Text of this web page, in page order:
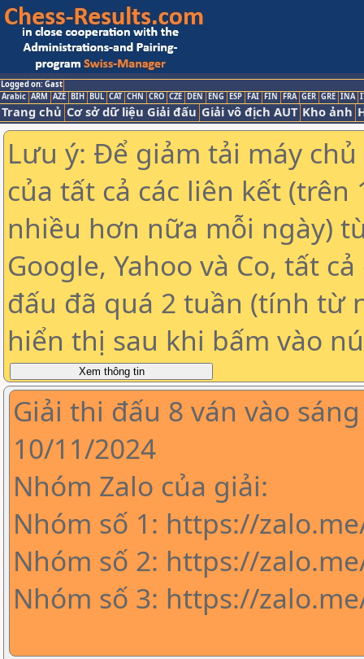
Logged on: Gast
Arabic ARM AZE BIH BUL CAT CHN CRO CZE DEN ENG ESP FAI FIN FRA GER GRE INA
Trang chủ Cơ sở dữ liệu Giải đấu Giải vô địch AUT Kho ảnh
Lưu ý: Để giảm tải máy
của tất cả các liên kết (trên
nhiều hơn nữa mỗi ngày)
Google, Yahoo và Co, tất
đấu đã quá 2 tuần (tính từ
hiển thị sau khi bấm vào
Giải thi đấu 8 ván vào
10/11/2024
Nhóm Zalo của giải:
Nhóm số 1: https://
Nhóm số 2: https://
Nhóm số 3: https://